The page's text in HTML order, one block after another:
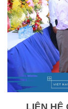
LIÊN HỆ